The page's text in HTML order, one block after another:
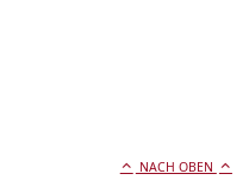
NACH OBEN